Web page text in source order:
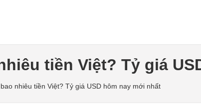
tiền Việt? Tỷ giá
nhiêu tiền Việt? Tỷ giá USD hôm nay mới nhất